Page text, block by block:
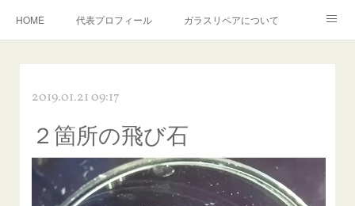
HOME 代表プロフィール ガラスリペアについて
飛び石施工料金について
当店へのアクセス 建築ガラスキズ取り・研磨・磨き
【プロ使用】フッ素系ガラストリートメント『アクアペル』
当店の良心的価格の理由について
2019.01.21 09:17
２箇所の飛び石